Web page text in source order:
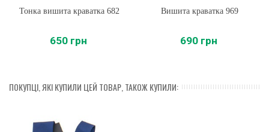
Тонка вишита краватка 682
650 грн
Вишита краватка 969
690 грн
ПОКУПЦІ, ЯКІ КУПИЛИ ЦЕЙ ТОВАР, ТАКОЖ КУПИЛИ: